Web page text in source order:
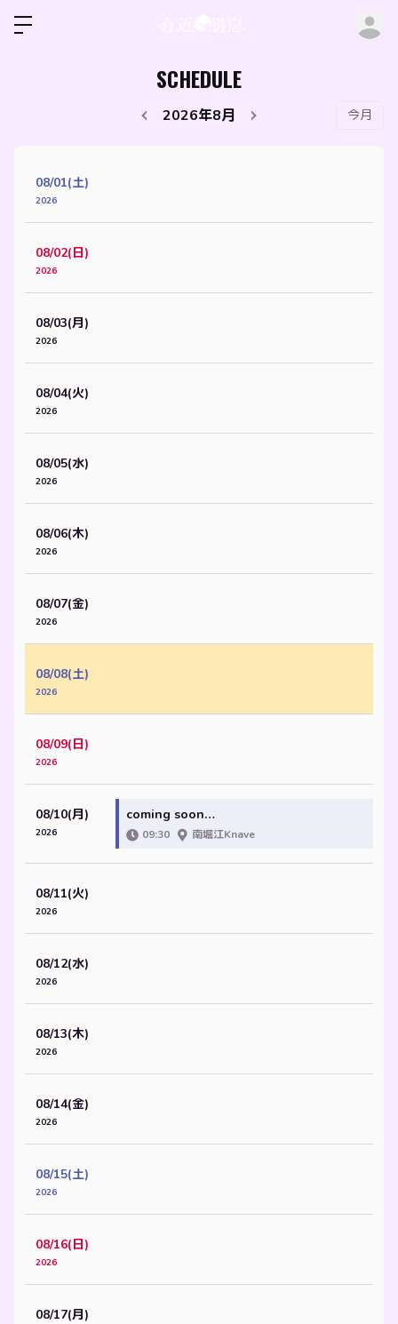
SCHEDULE
2026年8月 今月
08/01(土)
2026
08/02(日)
2026
08/03(月)
2026
08/04(火)
2026
08/05(水)
2026
08/06(木)
2026
08/07(金)
2026
08/08(土)
2026
08/09(日)
2026
08/10(月)
2026
coming soon…
09:30 南堀江Knave
08/11(火)
2026
08/12(水)
2026
08/13(木)
2026
08/14(金)
2026
08/15(土)
2026
08/16(日)
2026
08/17(月)